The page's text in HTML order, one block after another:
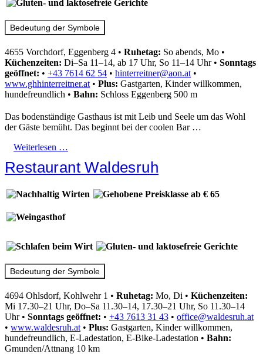
Bedeutung der Symbole
4655 Vorchdorf, Eggenberg 4 • Ruhetag: So abends, Mo •
Küchenzeiten: Di–Sa 11–14, ab 17 Uhr, So 11–14 Uhr• Sonntags
geöffnet: • +43 7614 62 54 • hinterreitner@aon.at •
www.ghhinterreitner.at • Plus: Gastgarten, Kinder willkommen,
hundefreundlich • Bahn: Schloss Eggenberg 500 m
Das bodenständige Gasthaus ist mit Leib und Seele um das Wohl
der Gäste bemüht. Das beginnt bei der coolen Bar …
Weiterlesen …
Restaurant Waldesruh
Bedeutung der Symbole
4694 Ohlsdorf, Kohlwehr 1 • Ruhetag: Mo, Di • Küchenzeiten:
Mi 17.30–21 Uhr, Do–Sa 11.30–14, 17.30–21 Uhr, So 11.30–14
Uhr• Sonntags geöffnet: • +43 7613 31 43 • office@waldesruh.at
• www.waldesruh.at • Plus: Gastgarten, Kinder willkommen,
hundefreundlich, E-Ladestation, E-Bike-Ladestation • Bahn:
Gmunden/Attnang 10 km